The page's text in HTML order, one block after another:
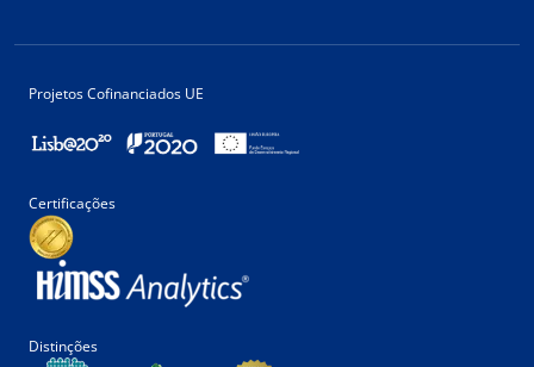
Projetos Cofinanciados UE
Certificações
Distinções